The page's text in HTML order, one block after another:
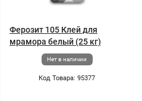
Ферозит 105 Клей для
мрамора белый (25 кг)
Нет в наличии
Код Товара: 95377